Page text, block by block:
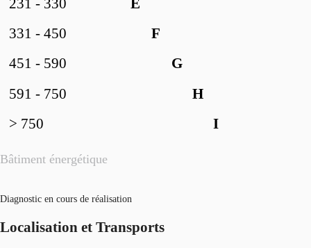
Bâtiment énergétique
F
331 - 450
G
451 - 590
H
591 - 750
I
> 750
Diagnostic en cours de réalisation
Localisation et Transports